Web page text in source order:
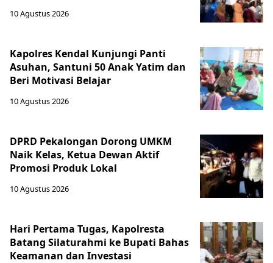
10 Agustus 2026
Kapolres Kendal Kunjungi Panti
Asuhan, Santuni 50 Anak Yatim dan
Beri Motivasi Belajar
10 Agustus 2026
DPRD Pekalongan Dorong UMKM
Naik Kelas, Ketua Dewan Aktif
Promosi Produk Lokal
10 Agustus 2026
Hari Pertama Tugas, Kapolresta
Batang Silaturahmi ke Bupati Bahas
Keamanan dan Investasi